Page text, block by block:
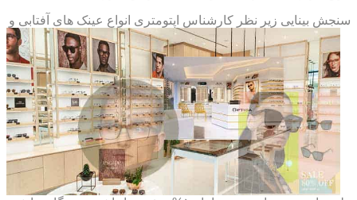
سنجش بینایی زیر نظر کارشناس اپتومتری انواع عینک های آفتابی و